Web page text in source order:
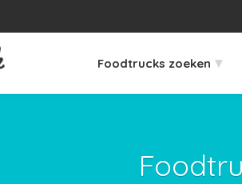
Foodtrucks zoeken ▾